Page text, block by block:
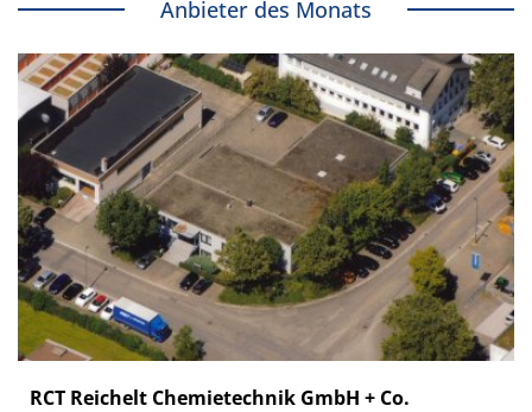
Anbieter des Monats
RCT Reichelt Chemietechnik GmbH + Co.